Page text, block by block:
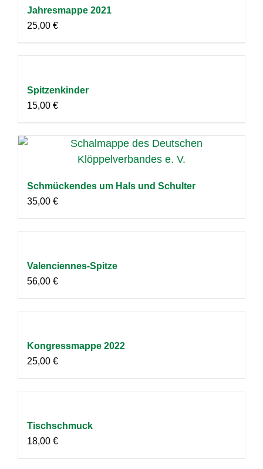
Jahresmappe 2021
25,00 €
Spitzenkinder
15,00 €
Schmückendes um Hals und Schulter
35,00 €
Valenciennes-Spitze
56,00 €
Kongressmappe 2022
25,00 €
Tischschmuck
18,00 €